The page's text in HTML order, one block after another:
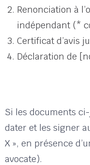
Renonciation à
indépendant (*
Certificat d’avis
Déclaration de
Si les documents
dater et les signer
X », en présence
avocate).